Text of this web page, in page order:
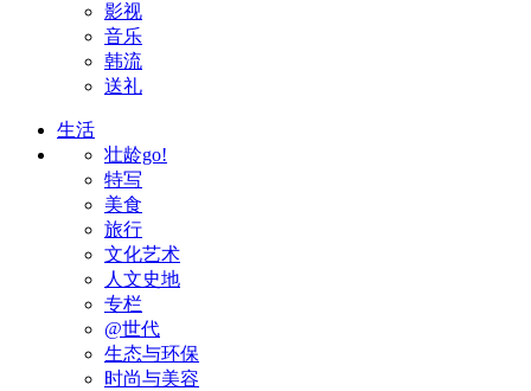
影视
音乐
韩流
送礼
生活
壮龄go!
特写
美食
旅行
文化艺术
人文史地
专栏
@世代
生态与环保
时尚与美容